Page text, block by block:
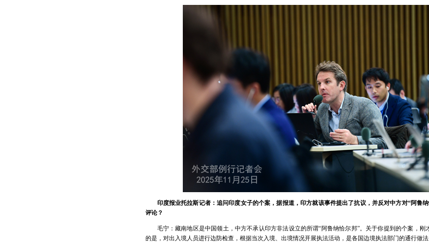
印度报业托拉斯记者：追问印度女子的个案，据报道，印方就该事件提出了抗议，并反对中方对“阿鲁
评论？
毛宁：藏南地区是中国领土，中方不承认印方非法设立的所谓“阿鲁纳恰尔邦”。关于你提到的个案，刚
的是，对出入境人员进行边防检查，根据当次入境、出境情况开展执法活动，是各国边境执法部门的通行做法